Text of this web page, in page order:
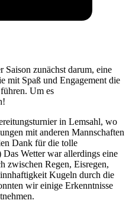
Saison zunächst darum, eine
mit Spaß und Engagement die
Um es
in Lemsahl, wo
mit anderen Mannschaften
Dank für die tolle
Wetter war allerdings eine
zwischen Regen, Eisregen,
Kugeln durch die
wir einige Erkenntnisse